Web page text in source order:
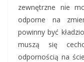
zewnętrzne nie
odporne na
powinny być
muszą się
odpornością na